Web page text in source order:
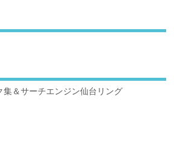
＆サーチエンジン仙台リング